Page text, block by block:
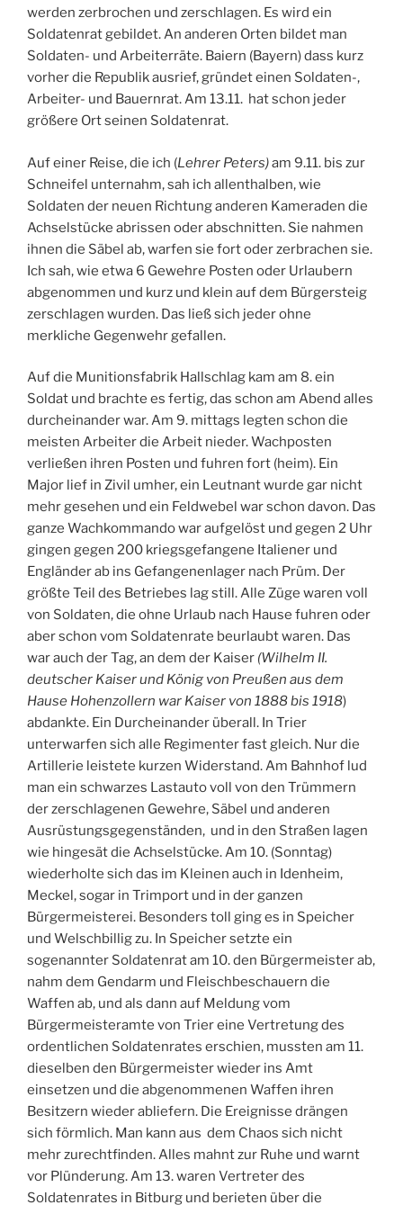
werden zerbrochen und zerschlagen. Es wird ein
Soldatenrat gebildet. An anderen Orten bildet man
Soldaten- und Arbeiterräte. Baiern (Bayern) dass kurz
vorher die Republik ausrief, gründet einen Soldaten-,
Arbeiter- und Bauernrat. Am 13.11. hat schon jeder
größere Ort seinen Soldatenrat.
Auf einer Reise, die ich (Lehrer Peters)am 9.11. bis zur
Schneifel unternahm, sah ich allenthalben, wie
Soldaten der neuen Richtung anderen Kameraden die
Achselstücke abrissen oder abschnitten. Sie nahmen
ihnen die Säbel ab, warfen sie fort oder zerbrachen sie.
Ich sah, wie etwa 6 Gewehre Posten oder Urlaubern
abgenommen und kurz und klein auf dem Bürgersteig
zerschlagen wurden. Das ließ sich jeder ohne
merkliche Gegenwehr gefallen.
Auf die Munitionsfabrik Hallschlag kam am 8. ein
Soldat und brachte es fertig, das schon am Abend alles
durcheinander war. Am 9. mittags legten schon die
meisten Arbeiter die Arbeit nieder. Wachposten
verließen ihren Posten und fuhren fort (heim). Ein
Major lief in Zivil umher, ein Leutnant wurde gar nicht
mehr gesehen und ein Feldwebel war schon davon. Das
ganze Wachkommando war aufgelöst und gegen 2 Uhr
gingen gegen 200 kriegsgefangene Italiener und
Engländer ab ins Gefangenenlager nach Prüm. Der
größte Teil des Betriebes lag still. Alle Züge waren voll
von Soldaten, die ohne Urlaub nach Hause fuhren oder
aber schon vom Soldatenrate beurlaubt waren. Das
war auch der Tag, an dem der Kaiser (Wilhelm II.
deutscher Kaiser und König von Preußen aus dem
Hause Hohenzollern war Kaiser von 1888 bis 1918)
abdankte. Ein Durcheinander überall. In Trier
unterwarfen sich alle Regimenter fast gleich. Nur die
Artillerie leistete kurzen Widerstand. Am Bahnhof lud
man ein schwarzes Lastauto voll von den Trümmern
der zerschlagenen Gewehre, Säbel und anderen
Ausrüstungsgegenständen, und in den Straßen lagen
wie hingesät die Achselstücke. Am 10. (Sonntag)
wiederholte sich das im Kleinen auch in Idenheim,
Meckel, sogar in Trimport und in der ganzen
Bürgermeisterei. Besonders toll ging es in Speicher
und Welschbillig zu. In Speicher setzte ein
sogenannter Soldatenrat am 10. den Bürgermeister ab,
nahm dem Gendarm und Fleischbeschauern die
Waffen ab, und als dann auf Meldung vom
Bürgermeisteramte von Trier eine Vertretung des
ordentlichen Soldatenrates erschien, mussten am 11.
dieselben den Bürgermeister wieder ins Amt
einsetzen und die abgenommenen Waffen ihren
Besitzern wieder abliefern. Die Ereignisse drängen
sich förmlich. Man kann aus dem Chaos sich nicht
mehr zurechtfinden. Alles mahnt zur Ruhe und warnt
vor Plünderung. Am 13. waren Vertreter des
Soldatenrates in Bitburg und berieten über die